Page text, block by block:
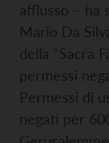
afflusso – ha
Mario Da
della “Sacra
permessi
Permessi di
negati per